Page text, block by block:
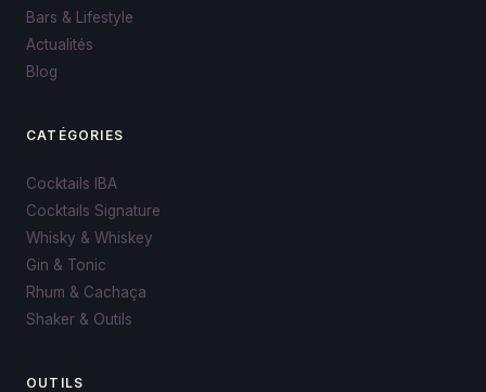
Bars & Lifestyle
Actualités
Blog
CATÉGORIES
Cocktails IBA
Cocktails Signature
Whisky & Whiskey
Gin & Tonic
Rhum & Cachaça
Shaker & Outils
OUTILS